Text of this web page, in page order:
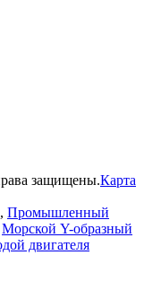
защищены.Карта
, Промышленный
Морской Y-образный
двигателя